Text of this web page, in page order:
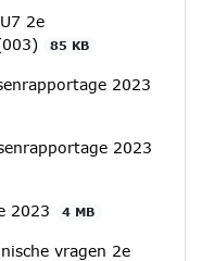
2e
85 KB
2023
2023
2023 4 MB
vragen 2e